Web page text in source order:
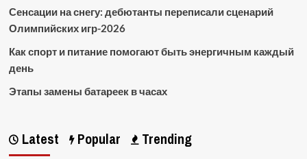
Сенсации на снегу: дебютанты переписали сценарий
Олимпийских игр-2026
Как спорт и питание помогают быть энергичным каждый
день
Этапы замены батареек в часах
Latest Popular Trending